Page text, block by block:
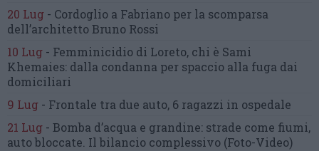
20 Lug - Cordoglio a Fabriano per la scomparsa
dell’architetto Bruno Rossi
10 Lug - Femminicidio di Loreto, chi è Sami
Khemaies: dalla condanna per spaccio alla fuga dai
domiciliari
9 Lug - Frontale tra due auto, 6 ragazzi in ospedale
21 Lug - Bomba d’acqua e grandine: strade come fiumi,
auto bloccate. Il bilancio complessivo (Foto-Video)